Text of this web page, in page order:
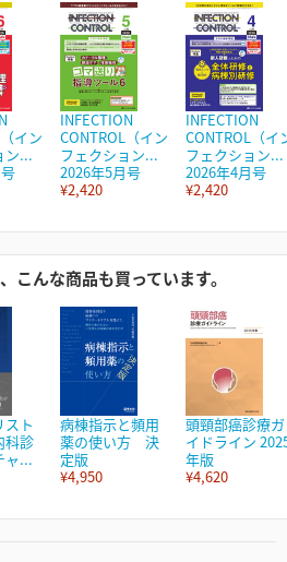
イン
ン...
INFECTION
CONTROL（イン
フェクション...
2026年5月号
¥2,420
INFECTION
CONTROL（イ
フェクション...
2026年4月号
¥2,420
こんな商品も買っています。
スト
科診
ャ...
病棟指示と頻用
薬の使い方 決
定版
¥4,950
頭頸部癌診療ガ
イドライン
年版
¥4,620